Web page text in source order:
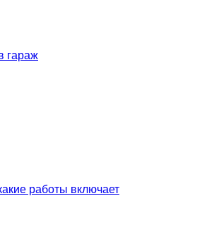
гараж
работы включает